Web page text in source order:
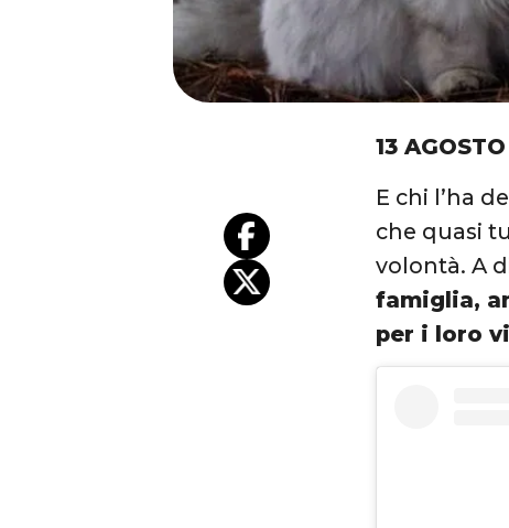
13
E chi l’ha
che quasi
volontà. A
famiglia,
per i loro